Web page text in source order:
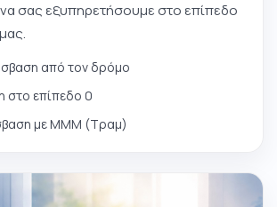
σας εξυπηρετήσουμε στο επίπεδο
από τον δρόμο
στο επίπεδο 0
με ΜΜΜ (Τραμ)